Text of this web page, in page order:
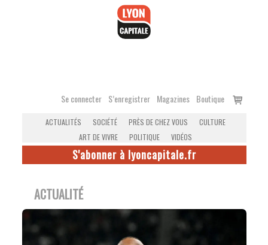
Se connecter S’enregistrer Magazines Boutique
Voir
ACTUALITÉS SOCIÉTÉ PRÈS DE CHEZ VOUS
CULTURE
ART DE VIVRE
POLITIQUE VIDÉOS
S'abonner à lyoncapitale.fr
ACTUALITÉ